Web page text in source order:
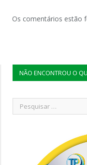
Os comentários estão
NÃO ENCONTROU O